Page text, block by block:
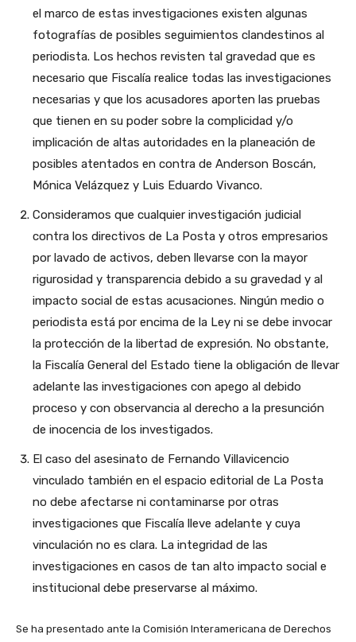
el marco de estas investigaciones existen algunas
fotografías de posibles seguimientos clandestinos al
periodista. Los hechos revisten tal gravedad que es
necesario que Fiscalía realice todas las investigaciones
necesarias y que los acusadores aporten las pruebas
que tienen en su poder sobre la complicidad y/o
implicación de altas autoridades en la planeación de
posibles atentados en contra de Anderson Boscán,
Mónica Velázquez y Luis Eduardo Vivanco.
Consideramos que cualquier investigación judicial
contra los directivos de La Posta y otros empresarios
por lavado de activos, deben llevarse con la mayor
rigurosidad y transparencia debido a su gravedad y al
impacto social de estas acusaciones. Ningún medio o
periodista está por encima de la Ley ni se debe invocar
la protección de la libertad de expresión. No obstante,
la Fiscalía General del Estado tiene la obligación de llevar
adelante las investigaciones con apego al debido
proceso y con observancia al derecho a la presunción
de inocencia de los investigados.
El caso del asesinato de Fernando Villavicencio
vinculado también en el espacio editorial de La Posta
no debe afectarse ni contaminarse por otras
investigaciones que Fiscalía lleve adelante y cuya
vinculación no es clara. La integridad de las
investigaciones en casos de tan alto impacto social e
institucional debe preservarse al máximo.
Se ha presentado ante la Comisión Interamericana de Derechos